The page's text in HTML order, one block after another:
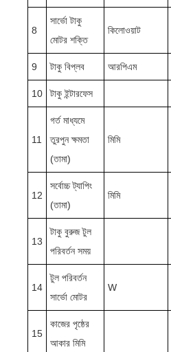
8
সার্ভো টাকু
মোটর শক্তি
কিলোওয়াট
9 টাকু বিপ্লব আরপিএম
10 টাকু ইন্টারফেস
11
গর্ত মাধ্যমে
তুরপুন ক্ষমতা
(তামা)
মিমি
12
সর্বোচ্চ ট্যাপিং
(তামা)
মিমি
13
টাকু বুরুজ টুল
পরিবর্তন সময়
14
টুল পরিবর্তন
সার্ভো মোটর
W
15
কাজের পৃষ্ঠের
আকার মিমি